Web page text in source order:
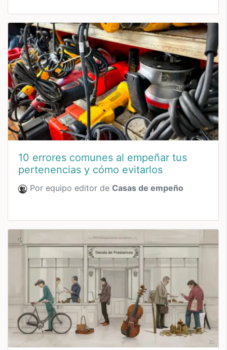
10 errores comunes al empeñar tus
pertenencias y cómo evitarlos
Por equipo editor de Casas de empeño